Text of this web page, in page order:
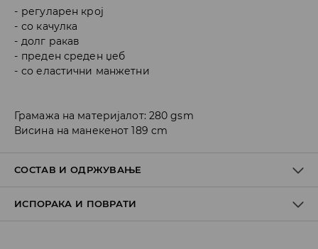
регуларен крој
со качулка
долг ракав
преден среден џеб
со еластични манжетни
Грамажа на материјалот: 280 gsm
Висина на манекенот 189 cm
СОСТАВ И ОДРЖУВАЊЕ
Материјал I: 60% COTTON, 40% POLYESTER
ИСПОРАКА И ПОВРАТИ